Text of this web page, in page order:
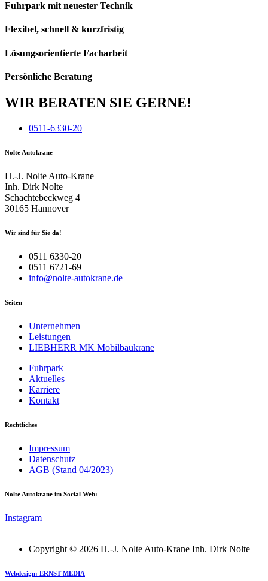
Fuhrpark mit neuester Technik
Flexibel, schnell & kurzfristig
Lösungs­orientierte Facharbeit
Persönliche Beratung
WIR BERATEN SIE GERNE!
0511-6330-20
Nolte Autokrane
H.-J. Nolte Auto-Krane
Inh. Dirk Nolte
Schachtebeckweg 4
30165 Hannover
Wir sind für Sie da!
0511 6330-20
0511 6721-69
info@nolte-autokrane.de
Seiten
Unternehmen
Leistungen
LIEBHERR MK Mobilbaukrane
Fuhrpark
Aktuelles
Karriere
Kontakt
Rechtliches
Impressum
Datenschutz
AGB (Stand 04/2023)
Nolte Autokrane im Social Web:
Instagram
Copyright © 2026 H.-J. Nolte Auto-Krane Inh. Dirk Nolte
Webdesign: ERNST MEDIA